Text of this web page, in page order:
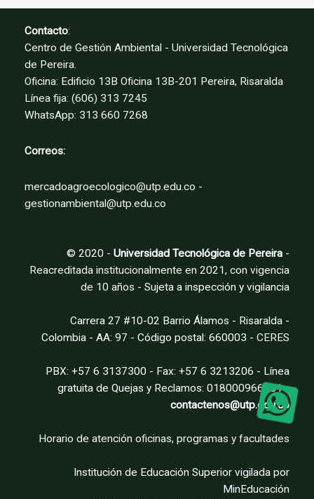
Contacto:
Centro de Gestión Ambiental - Universidad Tecnológica
de Pereira.
Oficina: Edificio 13B Oficina 13B-201 Pereira, Risaralda
Línea fija: (606) 313 7245
WhatsApp: 313 660 7268
Correos:
mercadoagroecologico@utp.edu.co -
gestionambiental@utp.edu.co
© 2020 - Universidad Tecnológica de Pereira -
Reacreditada institucionalmente en 2021, con vigencia
de 10 años - Sujeta a inspección y vigilancia
Carrera 27 #10-02 Barrio Álamos - Risaralda -
Colombia - AA: 97 - Código postal: 660003 - CERES
PBX: +57 6 3137300 - Fax: +57 6 3213206 - Línea
gratuita de Quejas y Reclamos: 018000966781 -
contactenos@utp.edu.co
Horario de atención oficinas, programas y facultades
Institución de Educación Superior vigilada por
MinEducación